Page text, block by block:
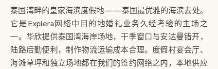
泰国湾畔的皇家海滨度假地——泰国最优雅的海滨去处。
它是Explera网络中目的地婚礼业务久经考验的主场之
一。华欣提供泰国湾海岸场地，干季窗口与安达曼错开，
陆路后勤便利，制作物流运输成本合理。度假村宴会厅、
海滩草坪和独立场地都在我们的签约网络之内，本地供应